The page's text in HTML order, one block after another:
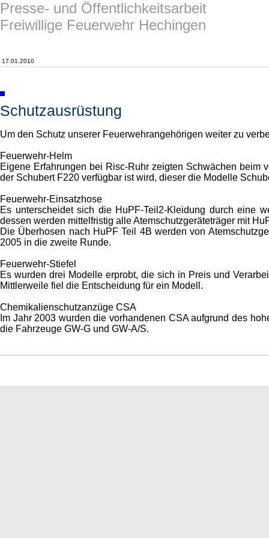
Presse- und Öffentlichkeitsarbeit
Freiwillige Feuerwehr Hechingen
17.01.2010
Schutzausrüstung
Um den Schutz unserer Feuerwehrangehörigen weiter zu
Feuerwehr-Helm
Eigene Erfahrungen bei Risc-Ruhr zeigten Schwächen beim
der Schubert F220 verfügbar ist wird, dieser die Modelle
Feuerwehr-Einsatzhose
Es unterscheidet sich die HuPF-Teil2-Kleidung durch eine
dessen werden mittelfristig alle Atemschutzgeräteträger mit
Die Überhosen nach HuPF Teil 4B werden von
2005 in die zweite Runde.
Feuerwehr-Stiefel
Es wurden drei Modelle erprobt, die sich in Preis und
Mittlerweile fiel die Entscheidung für ein Modell.
Chemikalienschutzanzüge CSA
Im Jahr 2003 wurden die vorhandenen CSA aufgrund des
die Fahrzeuge GW-G und GW-A/S.